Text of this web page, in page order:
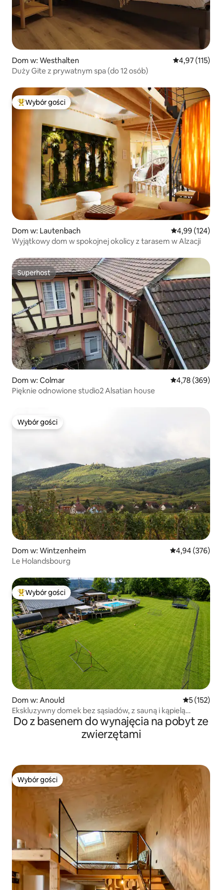
Dom w: Westhalten Średnia
4,97 (115)
Duży Gite z prywatnym spa (do 12 osób)
Najpopularniejsze z kategorii Wybór gości
Wybór gości
Dom w: Lautenbach Średnia
4,99 (124)
Wyjątkowy dom w spokojnej okolicy z tarasem w Alzacji
Superhost
Superhost
Dom w: Colmar Średnia
4,78 (369)
Pięknie odnowione studio2 Alsatian house
Wybór gości
Wybór gości
Dom w: Wintzenheim Średnia
4,94 (376)
Le Holandsbourg
Najpopularniejsze z kategorii Wybór gości
Wybór gości
Dom w: Anould Średnia
5 (152)
Ekskluzywny domek bez sąsiadów, z sauną i kąpielą
nordycką
Do z basenem do wynajęcia na pobyt ze
zwierzętami
Wybór gości
Wybór gości